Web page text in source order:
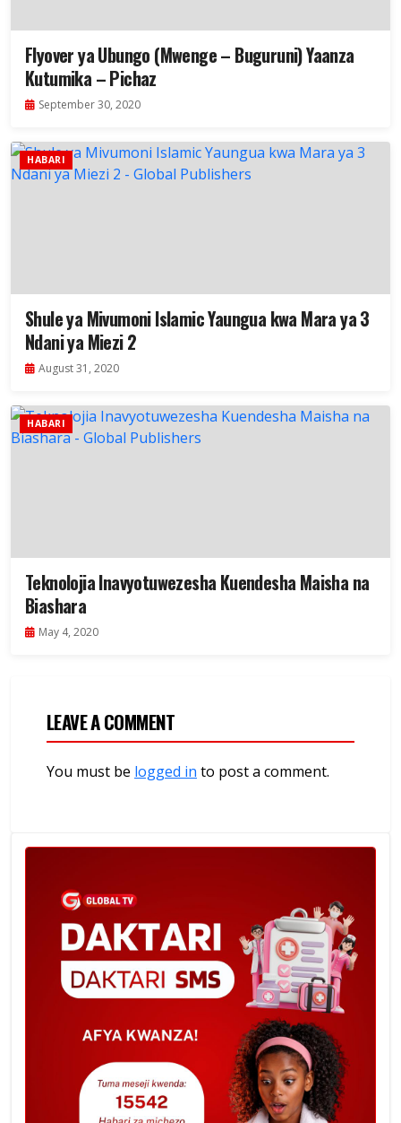
Flyover ya Ubungo (Mwenge – Buguruni) Yaanza
Kutumika – Pichaz
September 30, 2020
HABARI
Shule ya Mivumoni Islamic Yaungua kwa Mara ya 3
Ndani ya Miezi 2
August 31, 2020
HABARI
Teknolojia Inavyotuwezesha Kuendesha Maisha na
Biashara
May 4, 2020
LEAVE A COMMENT
You must be logged in to post a comment.